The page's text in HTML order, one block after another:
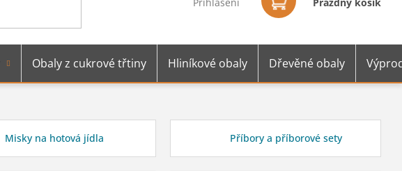
Obaly z cukrové třtiny Hliníkové obaly Dřevěné obaly
Misky na hotová jídla Příbory a příborové sety